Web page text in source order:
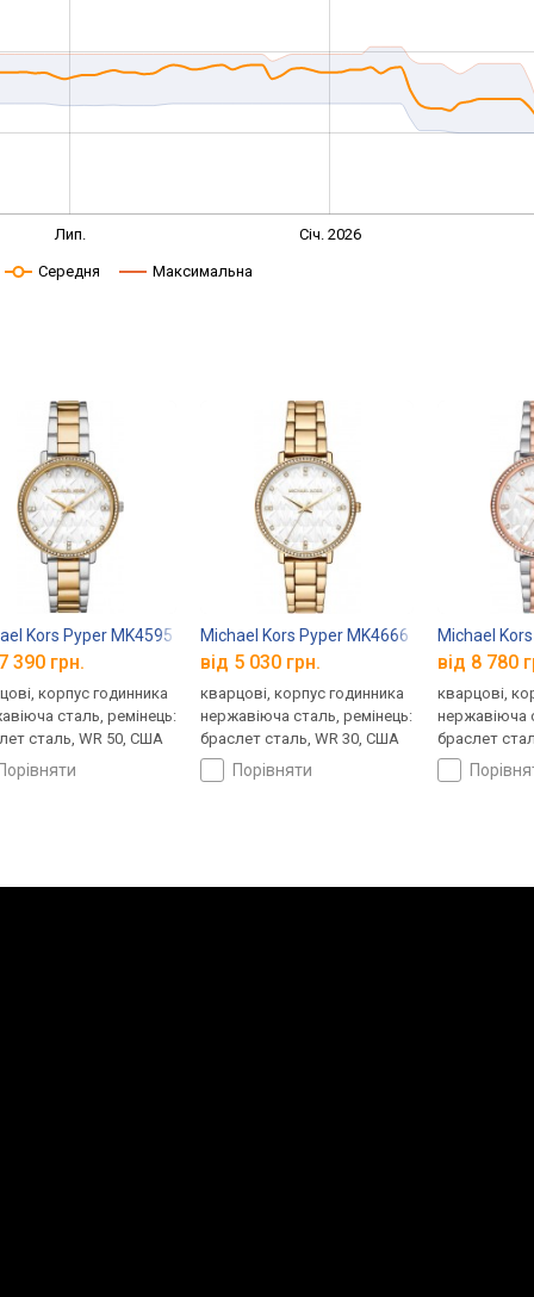
Лип. Січ. 2026
Середня Максимальна
Kors Pyper MK4595
390 грн.
корпус годинника
сталь, ремінець:
сталь, WR 50, США
порівняти
Michael Kors Pyper MK4666
від 5 030 грн.
кварцові, корпус годинника
нержавіюча сталь, ремінець:
браслет сталь, WR 30, США
порівняти
Michael
від 8 780
кварцові,
нержавіюча
браслет